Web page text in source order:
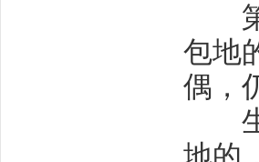
第
包地
偶，
生